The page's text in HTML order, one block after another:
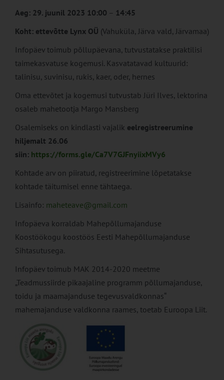
Aeg: 29. juunil 2023 10:00 – 14:45
Koht: ettevõtte Lynx OÜ (Vahuküla, Järva vald, Järvamaa)
Infopäev toimub põllupäevana, tutvustatakse praktilisi
taimekasvatuse kogemusi. Kasvatatavad kultuurid:
talinisu, suvinisu, rukis, kaer, oder, hernes
Oma ettevõtet ja kogemusi tutvustab Jüri Ilves, lektorina
osaleb mahetootja Margo Mansberg
Osalemiseks on kindlasti vajalik eelregistreerumine
hiljemalt 26.06
siin: https://forms.gle/Ca7V7GJFnyiixMVy6
Kohtade arv on piiratud, registreerimine lõpetatakse
kohtade täitumisel enne tähtaega.
Lisainfo: maheteave@gmail.com
Infopäeva korraldab Mahepõllumajanduse
Koostöökogu koostöös Eesti Mahepõllumajanduse
Sihtasutusega.
Infopäev toimub MAK 2014-2020 meetme
„Teadmussiirde pikaajaline programm põllumajanduse,
toidu ja maamajanduse tegevusvaldkonnas“
mahemajanduse valdkonna raames, toetab Euroopa Liit.